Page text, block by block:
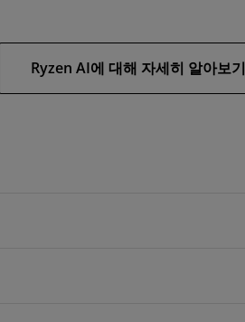
Ryzen AI에 대해 자세히 알아보기